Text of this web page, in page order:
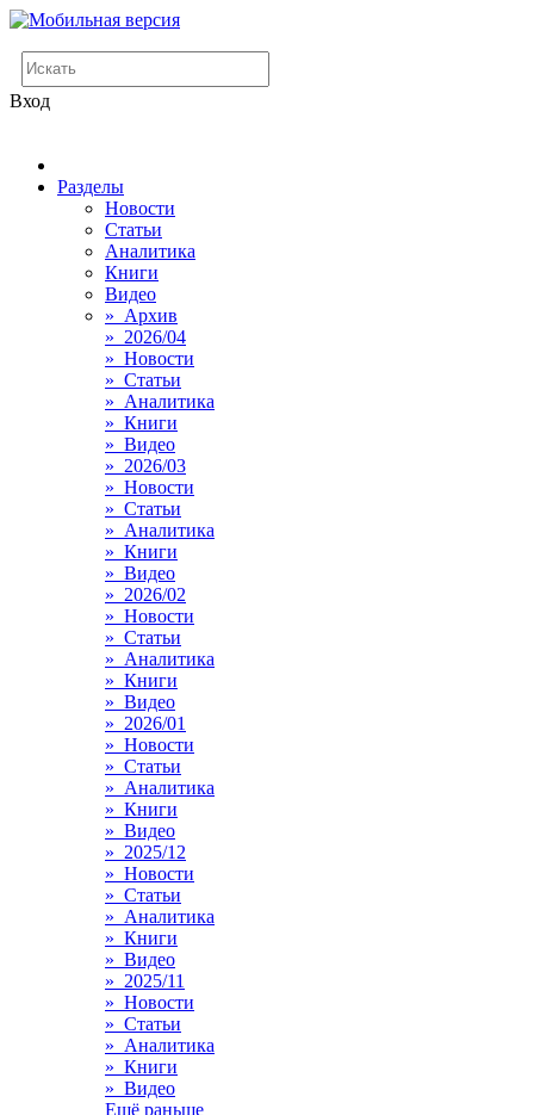
Вход
Разделы
Новости
Статьи
Аналитика
Книги
Видео
» Архив
» 2026/04
» Новости
» Статьи
» Аналитика
» Книги
» Видео
» 2026/03
» Новости
» Статьи
» Аналитика
» Книги
» Видео
» 2026/02
» Новости
» Статьи
» Аналитика
» Книги
» Видео
» 2026/01
» Новости
» Статьи
» Аналитика
» Книги
» Видео
» 2025/12
» Новости
» Статьи
» Аналитика
» Книги
» Видео
» 2025/11
» Новости
» Статьи
» Аналитика
» Книги
» Видео
Ещё раньше